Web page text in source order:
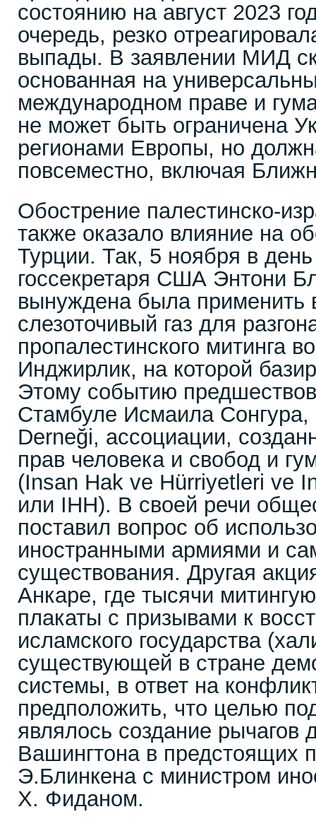
состоянию на август 2023
очередь, резко
выпады. В заявлении МИД
основанная на
международном праве и
не может быть ограничена
регионами Европы, но
повсеместно, включая
Обострение палестинско-
также оказало влияние на
Турции. Так, 5 ноября в
госсекретаря США Энтони
вынуждена была применить
слезоточивый газ для
пропалестинского митинга
Инджирлик, на которой
Этому событию
Стамбуле Исмаила Сонгура,
Derneği, ассоциации,
прав человека и свобод и
(Insan Hak ve Hürriyetleri ve
или IHH). В своей речи
поставил вопрос об
иностранными армиями и
существования. Другая
Анкаре, где тысячи
плакаты с призывами к
исламского государства
существующей в стране
системы, в ответ на
предположить, что целью
являлось создание рычагов
Вашингтона в предстоящих
Э.Блинкена с министром
Х. Фиданом.